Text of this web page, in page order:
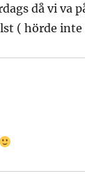
då vi va
( hörde